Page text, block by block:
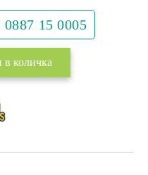
0887 15 0005